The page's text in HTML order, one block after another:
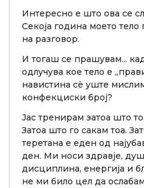
Интересно е што ова се
Секоја година моето тело
на разговор.
И тогаш се прашувам...
одлучува кое тело е
навистина сè уште
конфекциски број?
Јас тренирам затоа што
Затоа што го сакам тоа.
теретана е еден од
ден. Ми носи здравје,
дисциплина, енергија и
не ми било цел да